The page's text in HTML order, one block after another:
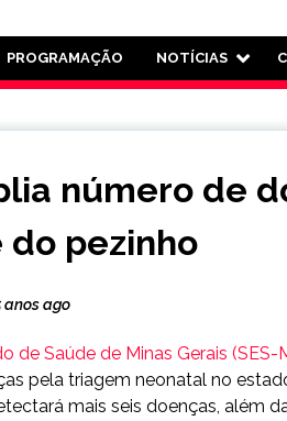
105.3
PROGRAMAÇÃO NOTÍCIAS
número de
pezinho
anos ago
de Saúde de Minas Gerais (SES-
pela triagem neonatal no
mais seis doenças, além